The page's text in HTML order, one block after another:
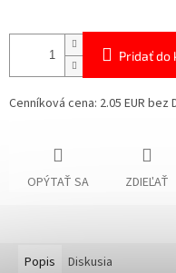
Pridať do
Cenníková cena: 2.05 EUR bez
OPÝTAŤ SA ZDIEĽAŤ
Popis Diskusia